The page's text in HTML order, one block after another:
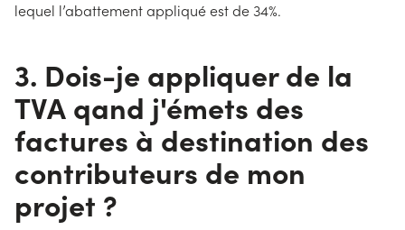
lequel l’abattement appliqué est de 34%.
3. Dois-je appliquer de la
TVA qand j'émets des
factures à destination des
contributeurs de mon
projet ?